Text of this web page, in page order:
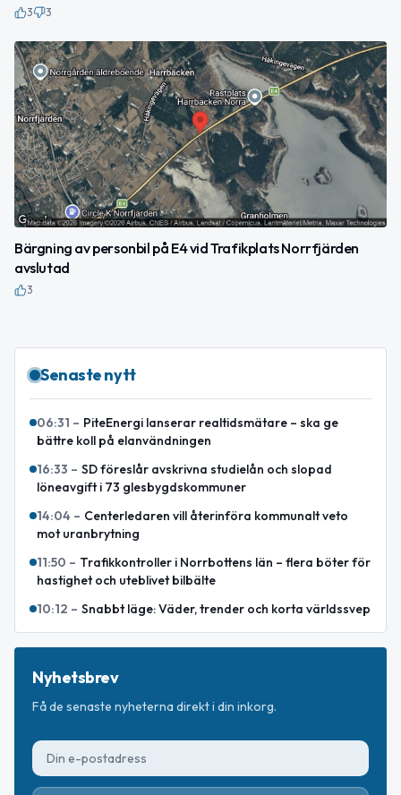
3 3
Bärgning av personbil på E4 vid Trafikplats Norrfjärden
avslutad
3
Senaste nytt
06:31 – PiteEnergi lanserar realtidsmätare – ska ge
bättre koll på elanvändningen
16:33 – SD föreslår avskrivna studielån och slopad
löneavgift i 73 glesbygdskommuner
14:04 – Centerledaren vill återinföra kommunalt veto
mot uranbrytning
11:50 – Trafikkontroller i Norrbottens län – flera böter för
hastighet och uteblivet bilbälte
10:12 – Snabbt läge: Väder, trender och korta världssvep
Nyhetsbrev
Få de senaste nyheterna direkt i din inkorg.